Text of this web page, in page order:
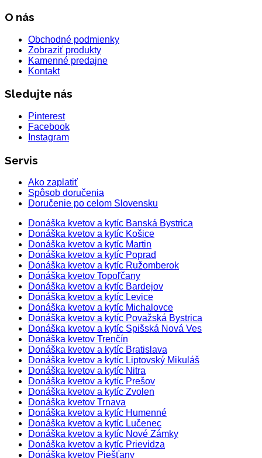
O nás
Obchodné podmienky
Zobraziť produkty
Kamenné predajne
Kontakt
Sledujte nás
Pinterest
Facebook
Instagram
Servis
Ako zaplatiť
Spôsob doručenia
Doručenie po celom Slovensku
Donáška kvetov a kytíc Banská Bystrica
Donáška kvetov a kytíc Košice
Donáška kvetov a kytíc Martin
Donáška kvetov a kytíc Poprad
Donáška kvetov a kytíc Ružomberok
Donáška kvetov Topoľčany
Donáška kvetov a kytíc Bardejov
Donáška kvetov a kytíc Levice
Donáška kvetov a kytíc Michalovce
Donáška kvetov a kytíc Považská Bystrica
Donáška kvetov a kytíc Spišská Nová Ves
Donáška kvetov Trenčín
Donáška kvetov a kytíc Bratislava
Donáška kvetov a kytíc Liptovský Mikuláš
Donáška kvetov a kytíc Nitra
Donáška kvetov a kytíc Prešov
Donáška kvetov a kytíc Zvolen
Donáška kvetov Trnava
Donáška kvetov a kytíc Humenné
Donáška kvetov a kytíc Lučenec
Donáška kvetov a kytíc Nové Zámky
Donáška kvetov a kytíc Prievidza
Donáška kvetov Piešťany